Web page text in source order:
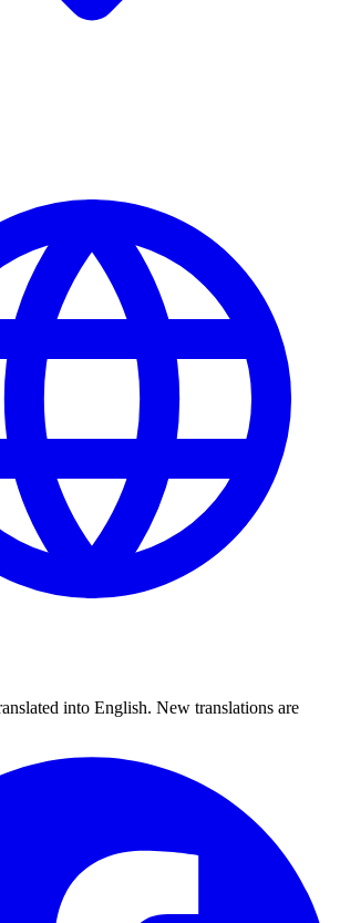
into English. New translations are